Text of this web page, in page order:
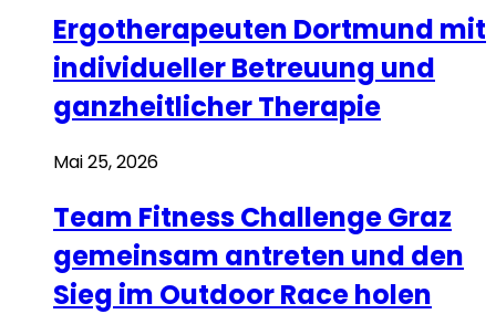
Ergotherapeuten Dortmund mit
individueller Betreuung und
ganzheitlicher Therapie
Mai 25, 2026
Team Fitness Challenge Graz
gemeinsam antreten und den
Sieg im Outdoor Race holen